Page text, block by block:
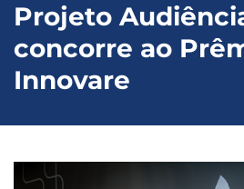
Projeto
concorre ao
Innovare